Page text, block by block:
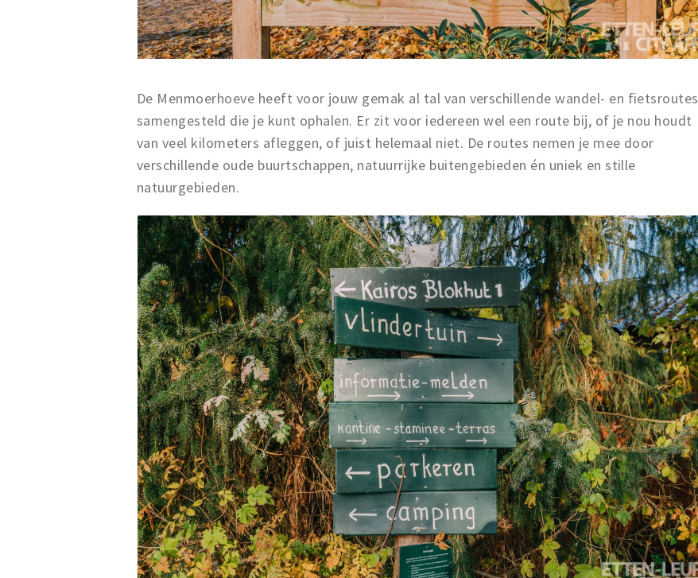
De Menmoerhoeve heeft voor jouw gemak al tal van verschillende wandel- en fietsroutes
samengesteld die je kunt ophalen. Er zit voor iedereen wel een route bij, of je nou houdt
van veel kilometers afleggen, of juist helemaal niet. De routes nemen je mee door
verschillende oude buurtschappen, natuurrijke buitengebieden én uniek en stille
natuurgebieden.